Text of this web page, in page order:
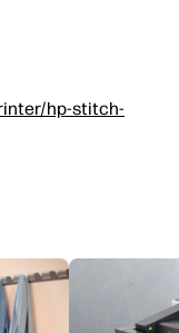
hp-stitch-